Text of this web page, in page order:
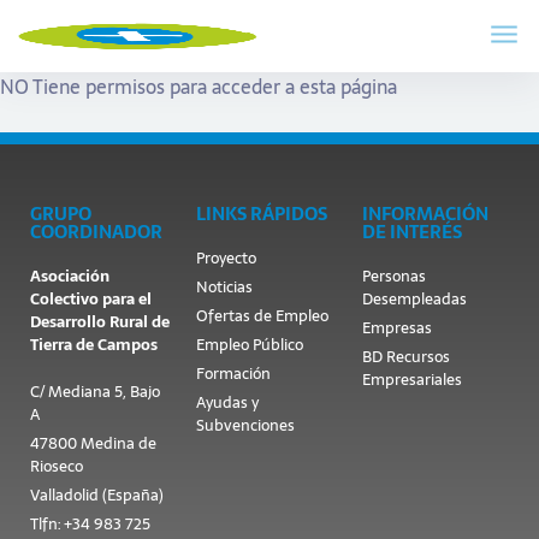
NO Tiene permisos para acceder a esta página
GRUPO
COORDINADOR
Asociación
Colectivo para el
Desarrollo Rural de
Tierra de Campos
C/ Mediana 5, Bajo
A
47800 Medina de
Rioseco
Valladolid (España)
Tlfn: +34 983 725
LINKS RÁPIDOS
Proyecto
Noticias
Ofertas de Empleo
Empleo Público
Formación
Ayudas y
Subvenciones
INFORMACIÓN
DE INTERÉS
Personas
Desempleadas
Empresas
BD Recursos
Empresariales